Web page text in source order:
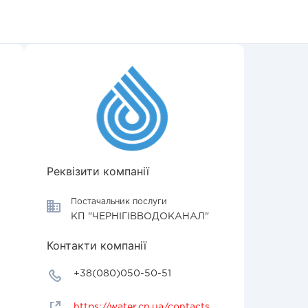
Реквізити компанії
Постачальник послуги
КП "ЧЕРНІГІВВОДОКАНАЛ"
Контакти компанії
+38(080)050-50-51